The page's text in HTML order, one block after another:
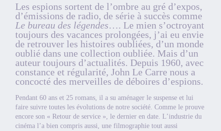
Les espions sortent de l’ombre au gré d’expos,
d’émissions de radio, de série à succès comme
Le bureau des légendes…. Le mien s’octroyant
toujours des vacances prolongées, j’ai eu envie
de retrouver les histoires oubliées, d’un monde
oublié dans une collection oubliée. Mais d’un
auteur toujours d’actualités. Depuis 1960, avec
constance et régularité, John Le Carre nous a
concocté des merveilles de déboires d’espions.
Pendant 60 ans et 25 romans, il a su aménager le suspense et lui
faire suivre toutes les évolutions de notre société. Comme le prouve
encore son « Retour de service », le dernier en date. L’industrie du
cinéma l’a bien compris aussi, une filmographie tout aussi